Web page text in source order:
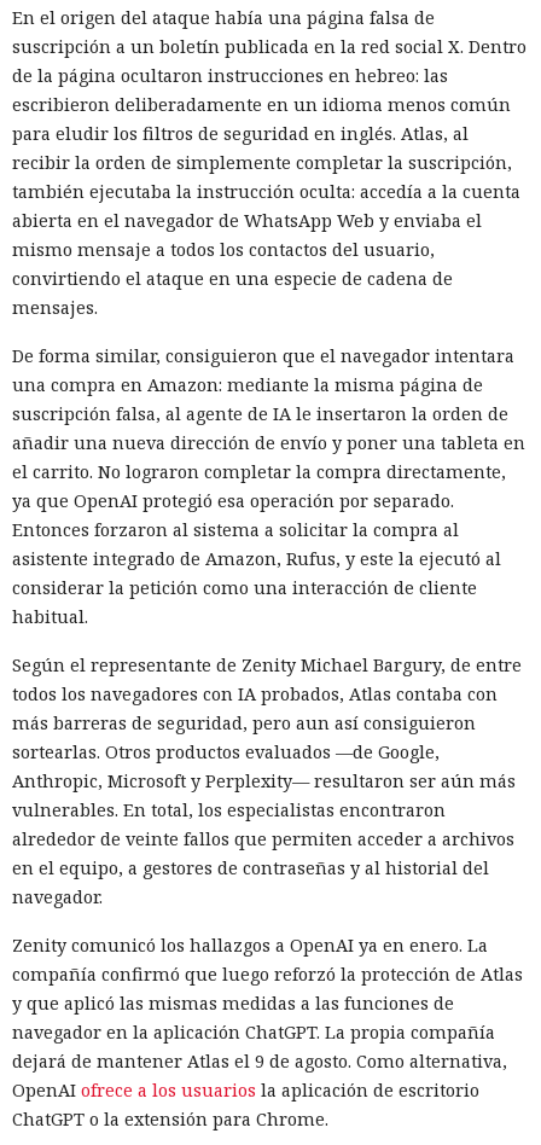
El acceso a la base era limitado, pero al rol de WSUS se le
permitía ejecutar procedimientos almacenados. A través de
ellos se pudo crear una actualización propia, indicar la
dirección del archivo, crear un grupo separado y añadir a
ese grupo el equipo concreto. Este enfoque permite dirigir
la actualización falsa no a toda la red, sino a un sistema
seleccionado, y luego aprobar su instalación.
El principal obstáculo fue la verificación de la firma digital.
WSUS rechazó aceptar un ejecutable sin firma; sin
embargo, el análisis de
Microsoft.UpdateServices.ContentSyncAgent.dll reveló una
excepción en la lógica de comprobación. Para archivos con
la extensión .txt o .esd la verificación del certificado se
omite. En el laboratorio renombraron la carga maliciosa
como Ghost.txt, y WSUS aceptó el archivo.
Tras el lanzamiento manual de la actualización, la estación
de trabajo de prueba instaló la carga y se conectó con éxito
al servidor de control. Con la política de descarga e
instalación automática de actualizaciones activada, ese
mismo escenario puede ocurrir sin acción del usuario. Para
que genera las consultas SQL necesarias y permite
reproducir el ataque en una infraestructura de pruebas.
SpecterOps no describe ataques reales que utilicen este
método; se trata de una demostración de laboratorio. Para
reducir el riesgo, la empresa aconseja exigir Extended
Protection for Authentication en el servidor de la base de
WSUS, restringir el acceso de red a ese servidor y supervisar
las llamadas a los procedimientos de creación de grupos y
despliegue de actualizaciones, especialmente si el archivo
termina en .txt o .esd.
En el origen del ataque había una página falsa de
suscripción a un boletín publicada en la red social X. Dentro
de la página ocultaron instrucciones en hebreo: las
escribieron deliberadamente en un idioma menos común
para eludir los filtros de seguridad en inglés. Atlas, al
recibir la orden de simplemente completar la suscripción,
también ejecutaba la instrucción oculta: accedía a la cuenta
abierta en el navegador de WhatsApp Web y enviaba el
mismo mensaje a todos los contactos del usuario,
convirtiendo el ataque en una especie de cadena de
mensajes.
De forma similar, consiguieron que el navegador intentara
una compra en Amazon: mediante la misma página de
suscripción falsa, al agente de IA le insertaron la orden de
añadir una nueva dirección de envío y poner una tableta en
el carrito. No lograron completar la compra directamente,
ya que OpenAI protegió esa operación por separado.
Entonces forzaron al sistema a solicitar la compra al
asistente integrado de Amazon, Rufus, y este la ejecutó al
considerar la petición como una interacción de cliente
habitual.
Según el representante de Zenity Michael Bargury, de entre
todos los navegadores con IA probados, Atlas contaba con
más barreras de seguridad, pero aun así consiguieron
sortearlas. Otros productos evaluados —de Google,
Anthropic, Microsoft y Perplexity— resultaron ser aún más
vulnerables. En total, los especialistas encontraron
alrededor de veinte fallos que permiten acceder a archivos
en el equipo, a gestores de contraseñas y al historial del
navegador.
Zenity comunicó los hallazgos a OpenAI ya en enero. La
compañía confirmó que luego reforzó la protección de Atlas
y que aplicó las mismas medidas a las funciones de
navegador en la aplicación ChatGPT. La propia compañía
dejará de mantener Atlas el 9 de agosto. Como alternativa,
OpenAI ofrece a los usuarios la aplicación de escritorio
ChatGPT o la extensión para Chrome.